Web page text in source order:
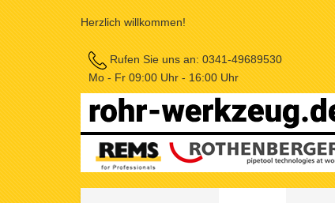
Herzlich willkommen!
Rufen Sie uns an: 0341-49689530
Mo - Fr 09:00 Uhr - 16:00 Uhr